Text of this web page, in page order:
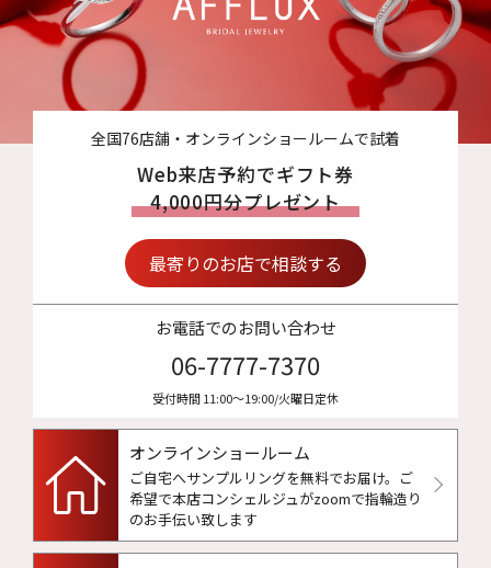
全国76店舗・オンラインショールームで試着
Web来店予約でギフト券
4,000円分プレゼント
最寄りのお店で相談する
お電話でのお問い合わせ
06-7777-7370
受付時間 11:00〜19:00/火曜日定休
オンラインショールーム
ご自宅へサンプルリングを無料でお届け。 ご
希望で本店コンシェルジュがzoomで指輪造り
のお手伝い致します